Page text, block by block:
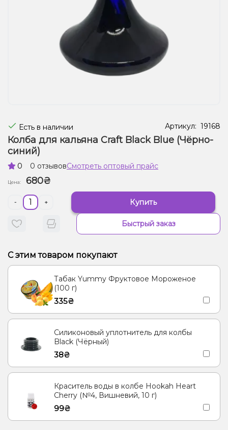
Жидкости для электронных сигарет
Подарочные наборы
Есть в наличии Артикул: 19168
Колба для кальяна Craft Black Blue (Чёрно-
синий)
0 0 отзывовСмотреть оптовый прайс
Цена: 680₴
- + Купить
Быстрый заказ
С этим товаром покупают
Табак Yummy Фруктовое Мороженое
(100 г)
335₴
Силиконовый уплотнитель для колбы
Black (Чёрный)
38₴
Краситель воды в колбе Hookah Heart
Cherry (№4, Вишневий, 10 г)
99₴